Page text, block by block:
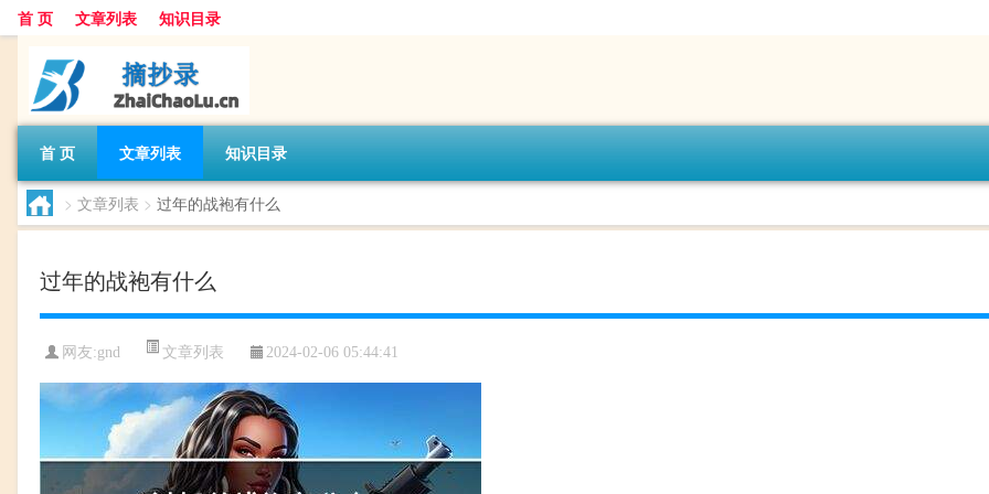
首 页 文章列表 知识目录
首 页 文章列表 知识目录
> 文章列表 > 过年的战袍有什么
过年的战袍有什么
网友:gnd 文章列表 2024-02-06 05:44:41